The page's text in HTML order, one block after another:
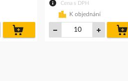
košíku
Cena s DPH
K objednání